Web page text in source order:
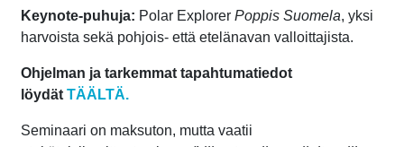
Keynote-puhuja: Polar Explorer Poppis Suomela, yksi
harvoista sekä pohjois- että etelänavan valloittajista.
Ohjelman ja tarkemmat tapahtumatiedot
löydät TÄÄLTÄ.
Seminaari on maksuton, mutta vaatii